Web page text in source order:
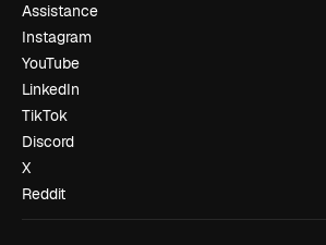
Assistance
Instagram
YouTube
LinkedIn
TikTok
Discord
X
Reddit